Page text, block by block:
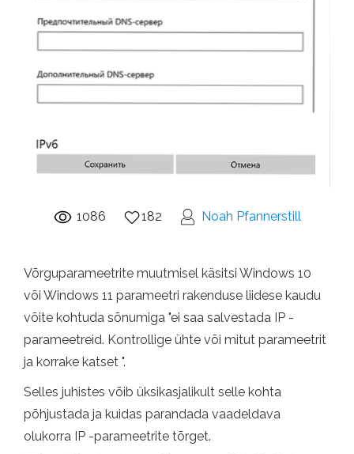
1086 182 Noah Pfannerstill
Võrguparameetrite muutmisel käsitsi Windows 10
või Windows 11 parameetri rakenduse liidese kaudu
võite kohtuda sõnumiga "ei saa salvestada IP -
parameetreid. Kontrollige ühte või mitut parameetrit
ja korrake katset ".
Selles juhistes võib üksikasjalikult selle kohta
põhjustada ja kuidas parandada vaadeldava
olukorra IP -parameetrite tõrget.